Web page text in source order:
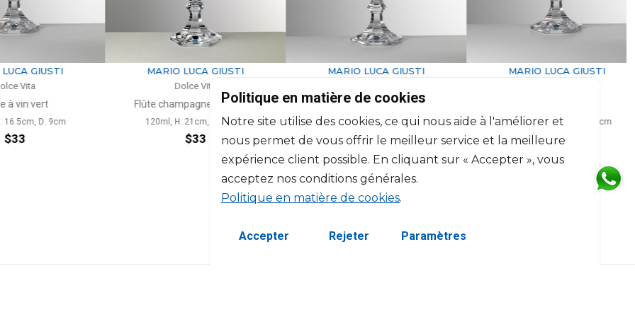
GIUSTI
vert
D: 9cm
MARIO LUCA GIUSTI
Dolce Vita
Flûte champagne turquoise
120ml, H: 21cm, D: 6.5cm
$33
MARIO LUCA GIUSTI
Flûte vert
120 ml, H: 21cm, D: 6.5cm
$33
MARIO LUCA GIUSTI
200 ml, H: 17.4cm, D: 9.5cm
$33
Politique en matière de cookies
Notre site utilise des cookies, ce qui nous aide à l'améliorer et
nous permet de vous offrir le meilleur service et la meilleure
expérience client possible. En cliquant sur « Accepter », vous
acceptez nos conditions générales.
Politique en matière de cookies.
Accepter Rejeter Paramètres